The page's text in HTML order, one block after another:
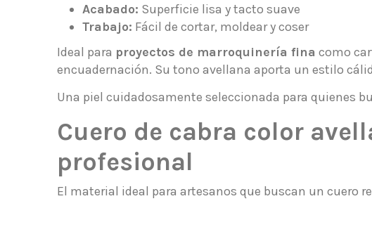
Acabado: Superficie lisa y tacto suave
Trabajo: Fácil de cortar, moldear y coser
Ideal para proyectos de marroquinería fina como
encuadernación. Su tono avellana aporta un estilo
Una piel cuidadosamente seleccionada para quienes
Cuero de cabra color
profesional
El material ideal para artesanos que buscan un cuero